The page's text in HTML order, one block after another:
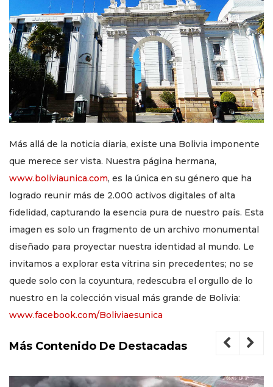
Más allá de la noticia diaria, existe una Bolivia imponente
que merece ser vista. Nuestra página hermana,
www.boliviaunica.com, es la única en su género que ha
logrado reunir más de 2.000 activos digitales of alta
fidelidad, capturando la esencia pura de nuestro país. Esta
imagen es solo un fragmento de un archivo monumental
diseñado para proyectar nuestra identidad al mundo. Le
invitamos a explorar esta vitrina sin precedentes; no se
quede solo con la coyuntura, redescubra el orgullo de lo
nuestro en la colección visual más grande de Bolivia:
www.facebook.com/Boliviaesunica
Más Contenido De Destacadas